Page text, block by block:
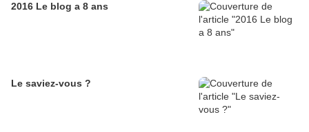
2016 Le blog a 8 ans
Le saviez-vous ?